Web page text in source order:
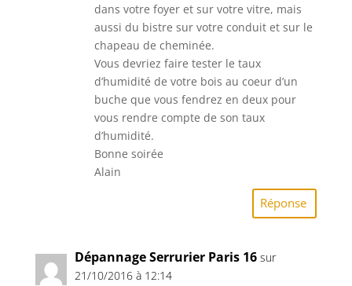
dans votre foyer et sur votre vitre, mais
aussi du bistre sur votre conduit et sur le
chapeau de cheminée.
Vous devriez faire tester le taux
d’humidité de votre bois au coeur d’un
buche que vous fendrez en deux pour
vous rendre compte de son taux
d’humidité.
Bonne soirée
Alain
Réponse
Dépannage Serrurier Paris 16 sur
21/10/2016 à 12:14